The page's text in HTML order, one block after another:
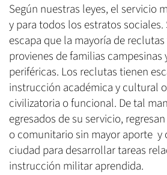
Según nuestras leyes, el servicio
y para todos los estratos
escapa que la mayoría de
provienes de familias campesinas
periféricas. Los reclutas tienen
instrucción académica y cultural
civilizatoria o funcional. De tal
egresados de su servicio,
o comunitario sin mayor aporte y
ciudad para desarrollar tareas
instrucción militar aprendida.